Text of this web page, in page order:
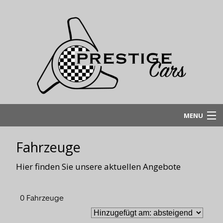
MENU
Fahrzeugangebot
Fahrzeuge
Hier finden Sie unsere aktuellen Angebote